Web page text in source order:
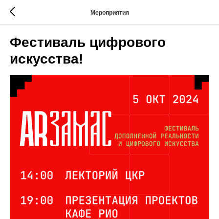
Мероприятия
Фестиваль цифрового
искусства!